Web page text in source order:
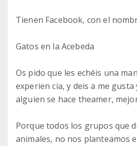
Tienen Facebook, con el
Gatos en la Acebeda
Os pido que les echéis una
experien cia, y deis a me
alguien se hace theamer,
Porque todos los grupos que
animales, no nos planteamos